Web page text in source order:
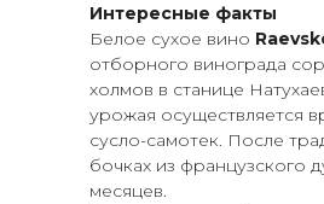
Интересные факты
Белое сухое вино
отборного винограда
холмов в станице
урожая осуществляется
сусло-самотек. После
бочках из французского
месяцев.